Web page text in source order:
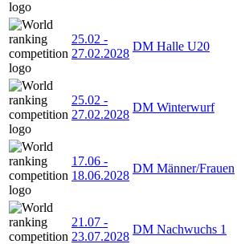
25.02 -
27.02.2028
DM Halle U20
25.02 -
27.02.2028
DM Winterwurf
17.06 -
18.06.2028
DM Männer/Frauen
21.07 -
23.07.2028
DM Nachwuchs 1